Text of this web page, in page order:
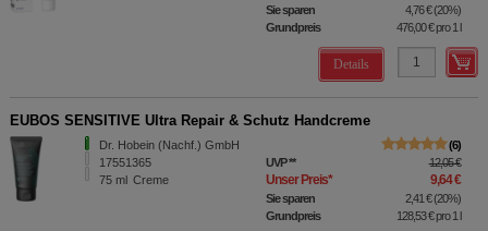
Sie sparen 4,76 €(20%)
Grundpreis
476,00 €pro 1 l
Details
EUBOS SENSITIVE Ultra Repair & Schutz Handcreme
Dr. Hobein (Nachf.) GmbH
17551365
75 ml Creme
6
UVP** 12,05 €
Unser Preis* 9,64 €
Sie sparen 2,41 €(20%)
Grundpreis
128,53 €pro 1 l